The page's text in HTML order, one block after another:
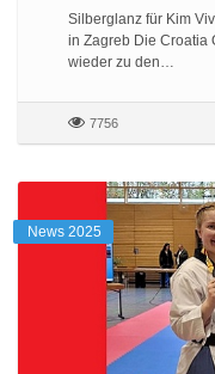
Silberglanz für Kim
in Zagreb Die Croatia
wieder zu den…
7756
News 2025